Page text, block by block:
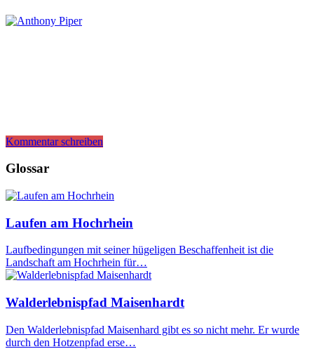
Kommentar schreiben
Glossar
Laufen am Hochrhein
Laufbedingungen mit seiner hügeligen Beschaffenheit ist die
Landschaft am Hochrhein für…
Walderlebnispfad Maisenhardt
Den Walderlebnispfad Maisenhard gibt es so nicht mehr. Er wurde
durch den Hotzenpfad erse…